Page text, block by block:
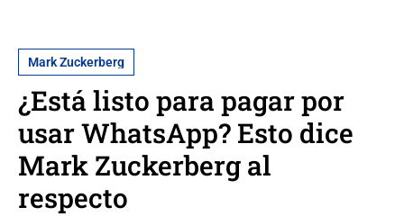
Mark Zuckerberg
¿Está listo para pagar por
usar WhatsApp? Esto dice
Mark Zuckerberg al
respecto